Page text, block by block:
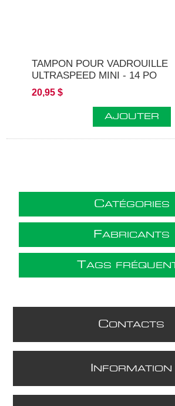
TAMPON POUR VADROUILLE
ULTRASPEED MINI - 14 PO
20,95 $
AJOUTER
CATÉGORIES
FABRICANTS
TAGS
CONTACTS
NFORMATION